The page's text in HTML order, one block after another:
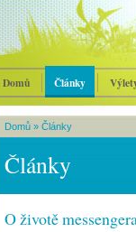
Domů Články
Domů » Články
Články
O životě